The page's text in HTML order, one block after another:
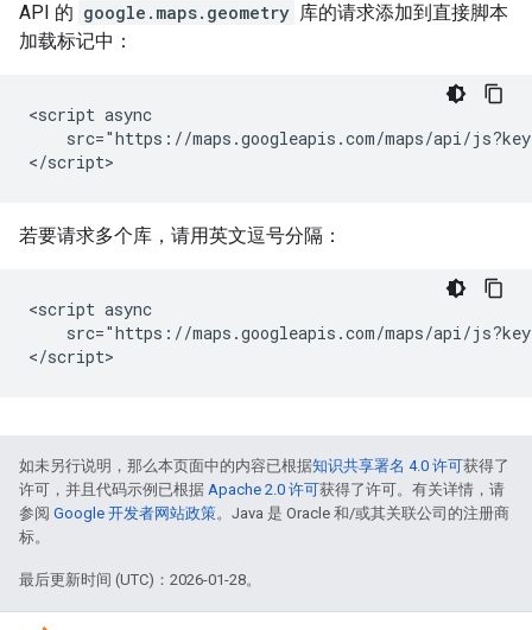
API 的 google.maps.geometry 库的请求添加到直接脚本
加载标记中：
<script async
src="https://maps.googleapis.com/maps/api/
</script>
若要请求多个库，请用英文逗号分隔：
<script async
src="https://maps.googleapis.com/maps/api/
</script>
如未另行说明，那么本页面中的内容已根据知识共享署名 4.0 许可获得了
许可，并且代码示例已根据 Apache 2.0 许可获得了许可。有关详情，请
参阅 Google 开发者网站政策。Java 是 Oracle 和/或其关联公司的注册商
标。
最后更新时间 (UTC)：2026-01-28。